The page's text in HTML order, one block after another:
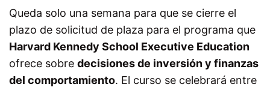
Queda solo una semana para que se cierre el
plazo de solicitud de plaza para el programa que
Harvard Kennedy School Executive Education
ofrece sobre decisiones de inversión y finanzas
del comportamiento. El curso se celebrará entre